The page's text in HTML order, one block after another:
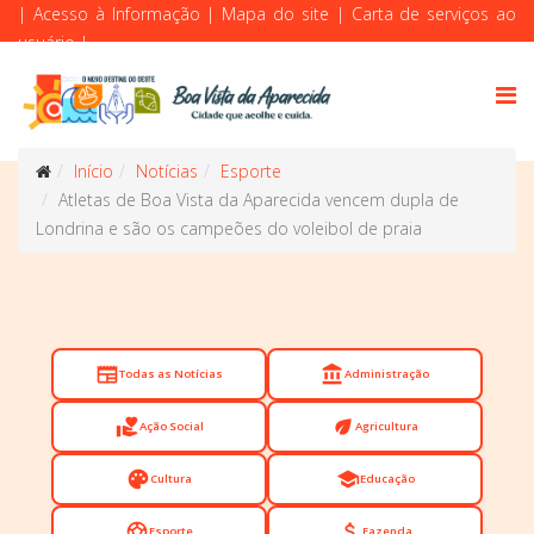
| Acesso à Informação | Mapa do site | Carta de serviços ao
usuário|
Início Notícias
Esporte
Atletas de Boa Vista da Aparecida vencem dupla de
Londrina e são os campeões do voleibol de praia
newspaperTodas as Notícias account_balanceAdministração
volunteer_activismAção Social eco Agricultura
paletteCultura schoolEducação